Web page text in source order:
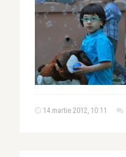
14 martie 2012, 10:11